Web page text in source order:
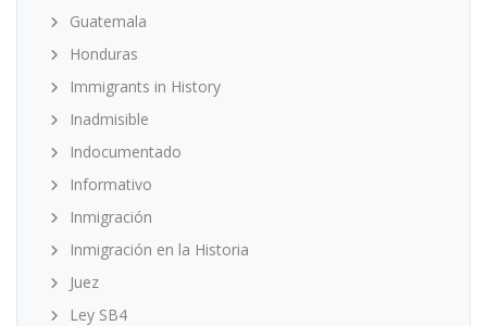
Guatemala
Honduras
Immigrants in History
Inadmisible
Indocumentado
Informativo
Inmigración
Inmigración en la Historia
Juez
Ley SB4